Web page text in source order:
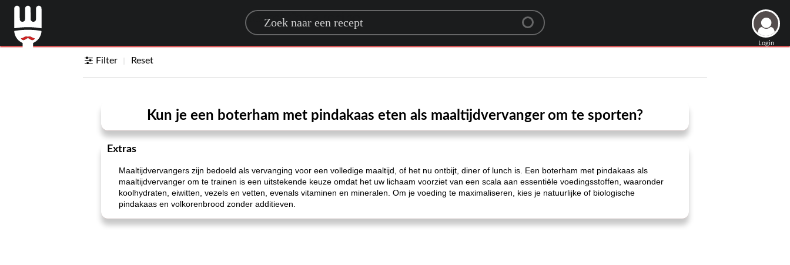
Search for a recipe
Login
Filter Reset
Kun je een boterham met pindakaas eten als maaltijdvervanger om te sporten?
Extras
Maaltijdvervangers zijn bedoeld als vervanging voor een volledige maaltijd, of het nu ontbijt, diner of lunch is. Een boterham met pindakaas als
maaltijdvervanger om te trainen is een uitstekende keuze omdat het uw lichaam voorziet van een scala aan essentiële voedingsstoffen, waaronder
koolhydraten, eiwitten, vezels en vetten, evenals vitaminen en mineralen. Om je voeding te maximaliseren, kies je natuurlijke of biologische
pindakaas en volkorenbrood zonder additieven.